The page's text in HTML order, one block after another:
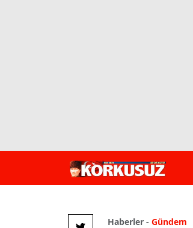
Haberler - Gündem